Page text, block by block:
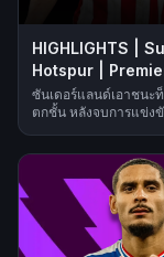
HIGHLIGHTS |
Hotspur |
ซันเดอร์แลนด์เอาชนะ
ตกชั้น หลังจบการแข่ง